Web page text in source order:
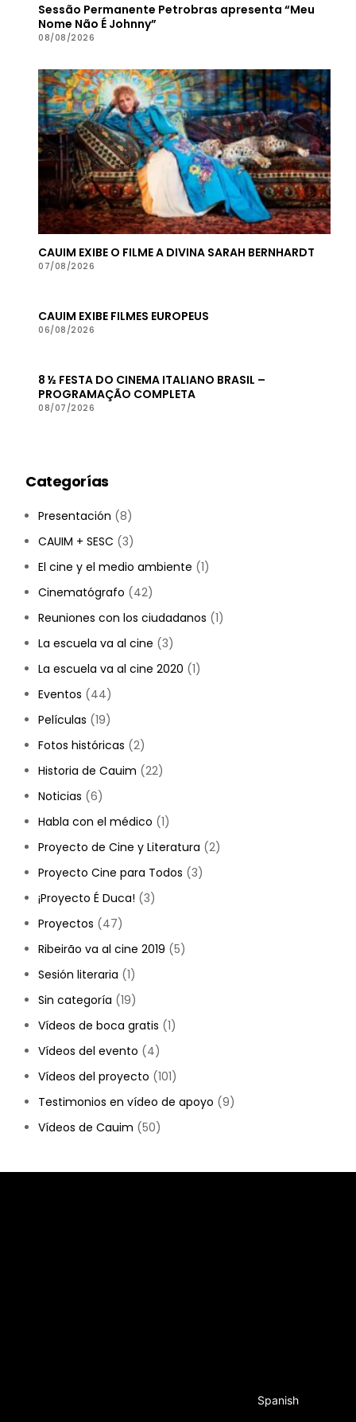
Sessão Permanente Petrobras apresenta “Meu
Nome Não É Johnny”
08/08/2026
CAUIM EXIBE O FILME A DIVINA SARAH BERNHARDT
07/08/2026
CAUIM EXIBE FILMES EUROPEUS
06/08/2026
8 ½ FESTA DO CINEMA ITALIANO BRASIL –
PROGRAMAÇÃO COMPLETA
08/07/2026
Categorías
Presentación (8)
CAUIM + SESC (3)
El cine y el medio ambiente (1)
Cinematógrafo (42)
Reuniones con los ciudadanos (1)
La escuela va al cine (3)
La escuela va al cine 2020 (1)
Eventos (44)
Películas (19)
Fotos históricas (2)
Historia de Cauim (22)
Noticias (6)
Habla con el médico (1)
Proyecto de Cine y Literatura (2)
Proyecto Cine para Todos (3)
¡Proyecto É Duca! (3)
Proyectos (47)
Ribeirão va al cine 2019 (5)
Sesión literaria (1)
Sin categoría (19)
Vídeos de boca gratis (1)
Vídeos del evento (4)
Vídeos del proyecto (101)
Testimonios en vídeo de apoyo (9)
Vídeos de Cauim (50)
Spanish